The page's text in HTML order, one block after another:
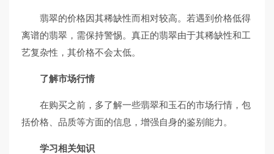
翡翠的价格因其稀缺性而相对较高。若遇到价格低得
离谱的翡翠，需保持警惕。真正的翡翠由于其稀缺性和工
艺复杂性，其价格不会太低。
了解市场行情
在购买之前，多了解一些翡翠和玉石的市场行情，包
括价格、品质等方面的信息，增强自身的鉴别能力。
学习相关知识